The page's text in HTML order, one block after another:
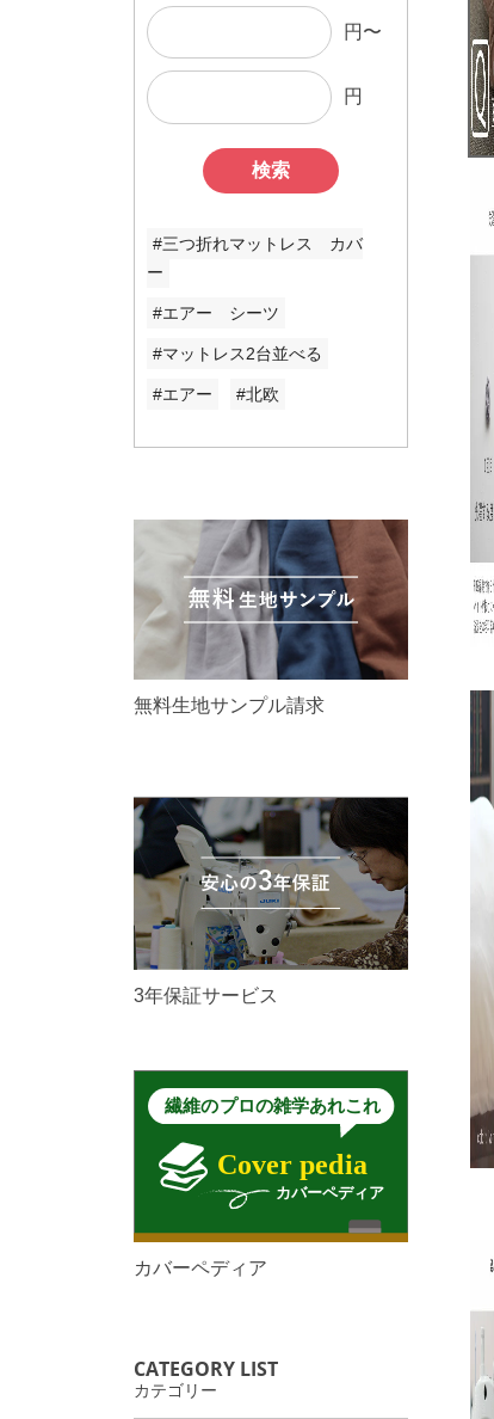
円〜
円
検索
#三つ折れマットレス カバ
ー
#エアー シーツ
#マットレス2台並べる
#エアー #北欧
無料生地サンプル請求
3年保証サービス
カバーペディア
CATEGORY LIST
カテゴリー